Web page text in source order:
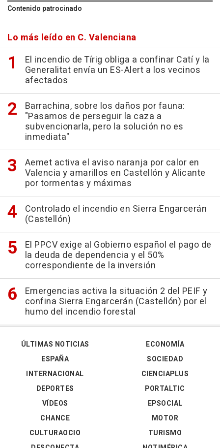
Contenido patrocinado
Lo más leído en C. Valenciana
El incendio de Tírig obliga a confinar Catí y la
Generalitat envía un ES-Alert a los vecinos
afectados
Barrachina, sobre los daños por fauna:
"Pasamos de perseguir la caza a
subvencionarla, pero la solución no es
inmediata"
Aemet activa el aviso naranja por calor en
Valencia y amarillos en Castellón y Alicante
por tormentas y máximas
Controlado el incendio en Sierra Engarcerán
(Castellón)
El PPCV exige al Gobierno español el pago de
la deuda de dependencia y el 50%
correspondiente de la inversión
Emergencias activa la situación 2 del PEIF y
confina Sierra Engarcerán (Castellón) por el
humo del incendio forestal
ÚLTIMAS NOTICIAS
ESPAÑA
INTERNACIONAL
DEPORTES
VÍDEOS
ECONOMÍA
SOCIEDAD
CIENCIAPLUS
PORTALTIC
EPSOCIAL
CHANCE
CULTURAOCIO
MOTOR
TURISMO